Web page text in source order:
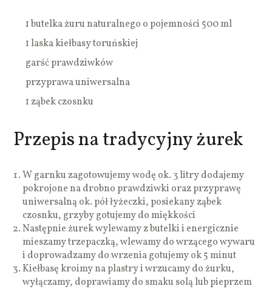
1 butelka żuru naturalnego o pojemności 500 ml
1 laska kiełbasy toruńskiej
garść prawdziwków
przyprawa uniwersalna
1 ząbek czosnku
Przepis na tradycyjny żurek
W garnku zagotowujemy wodę ok. 3 litry dodajemy
pokrojone na drobno prawdziwki oraz przyprawę
uniwersalną ok. pół łyżeczki, posiekany ząbek
czosnku, grzyby gotujemy do miękkości
Następnie żurek wylewamy z butelki i energicznie
mieszamy trzepaczką, wlewamy do wrzącego wywaru
i doprowadzamy do wrzenia gotujemy ok 5 minut
Kiełbasę kroimy na plastry i wrzucamy do żurku,
wyłączamy, doprawiamy do smaku solą lub pieprzem